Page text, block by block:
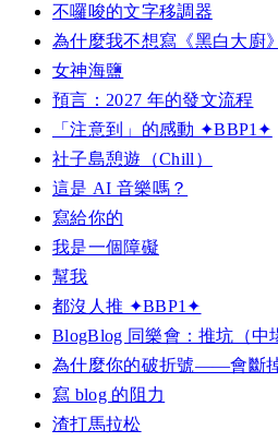
不囉唆的文字移調器
為什麼我不想寫《黑白大廚
女神海鹽
預言：2027 年的發文流程
「注意到」的感動 ✦BBP1✦
社子島憩遊（Chill）
這是 AI 音樂嗎？
寫給你的
我是一個障礙
幫我
都沒人推 ✦BBP1✦
BlogBlog 同樂會：推坑（中
為什麼你的破折號——會斷
寫 blog 的阻力
渣打馬拉松